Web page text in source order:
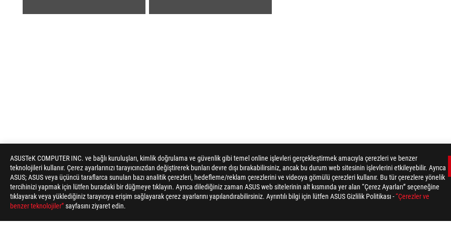
ASUSTeK COMPUTER INC. ve bağlı kuruluşları, kimlik doğrulama ve güvenlik gibi temel online işlevleri gerçekleştirmek amacıyla çerezleri ve benzer
teknolojileri kullanır. Çerez ayarlarınızı tarayıcınızdan değiştirerek bunları devre dışı bırakabilirsiniz, ancak bu durum web sitesinin işlevlerini etkileyebilir. Ayrıca
ASUS; ASUS veya üçüncü taraflarca sunulan bazı analitik çerezleri, hedefleme/reklam çerezlerini ve videoya gömülü çerezleri kullanır. Bu tür çerezlere yönelik
tercihinizi yapmak için lütfen buradaki bir düğmeye tıklayın. Ayrıca dilediğiniz zaman ASUS web sitelerinin alt kısmında yer alan “Çerez Ayarları” seçeneğine
tıklayarak veya yüklediğiniz tarayıcıya erişim sağlayarak çerez ayarlarını yapılandırabilirsiniz. Ayrıntılı bilgi için lütfen ASUS Gizlilik Politikası -“Çerezler ve
benzer teknolojiler”sayfasını ziyaret edin.
ASUS
Footer
> GAMING ANAKARTLAR > ANAKARTLAR FILTER > ROG STRIX Z790-A GAMING WIFI GALLERY
DESTEKLENEN ÖDEME TÜRLERI